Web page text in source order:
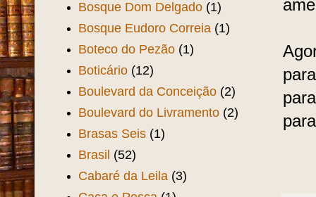
Bosque Dom Delgado (1)
Bosque Eudoro Correia (1)
Boteco do Pezão (1)
Boticário (12)
Boulevard da Conceição (2)
Boulevard do Livramento (2)
Brasas Seis (1)
Brasil (52)
Cabaré da Leila (3)